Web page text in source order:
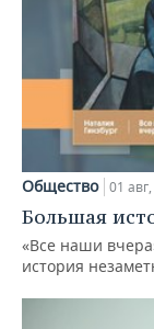
Общество 01
Большая
«Все наши
история